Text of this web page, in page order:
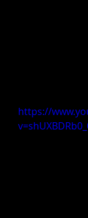
https://